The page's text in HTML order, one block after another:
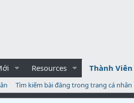
Resources Thành Viên
Tìm kiếm bài đăng trong trang cá nhân